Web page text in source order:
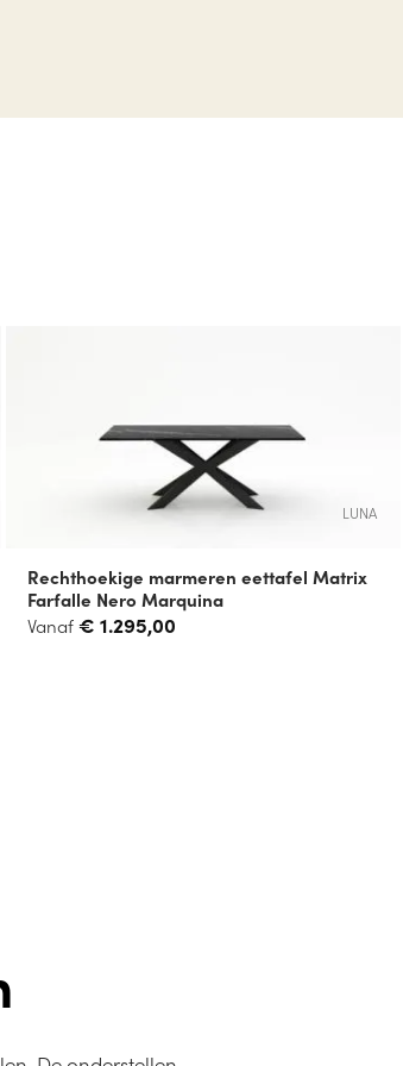
Rechthoekige marmeren eettafel Matrix
Farfalle Nero Marquina
Vanaf€ 1.295,00
LUNA